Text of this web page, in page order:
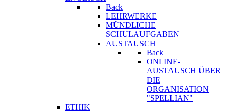
Back
LEHRWERKE
MÜNDLICHE
SCHULAUFGABEN
AUSTAUSCH
Back
ONLINE-
AUSTAUSCH ÜBER
DIE
ORGANISATION
"SPELLIAN"
ETHIK